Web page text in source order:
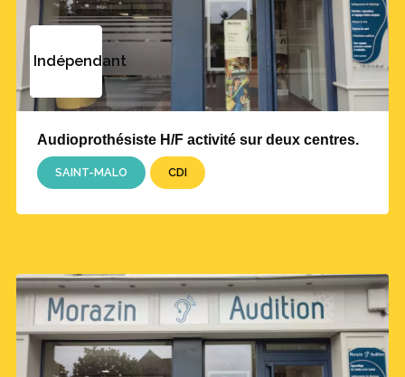
Indépendant
Audioprothésiste H/F activité sur deux centres.
SAINT-MALO CDI